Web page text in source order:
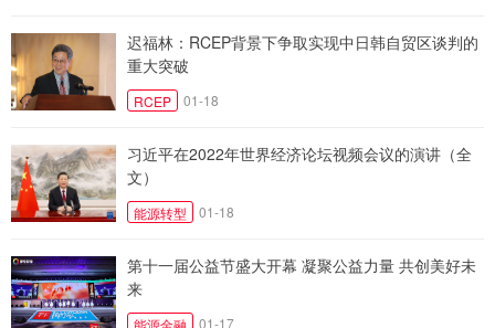
迟福林：RCEP背景下争取实现中日韩自贸区谈判的
重大突破
RCEP 01-18
习近平在2022年世界经济论坛视频会议的演讲（全
文）
能源转型 01-18
第十一届公益节盛大开幕 凝聚公益力量 共创美好未
来
能源金融 01-17